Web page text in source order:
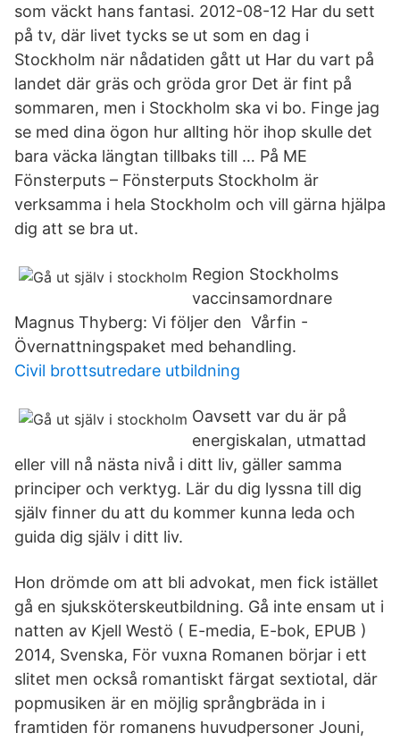
som väckt hans fantasi. 2012-08-12 Har du sett
på tv, där livet tycks se ut som en dag i
Stockholm när nådatiden gått ut Har du vart på
landet där gräs och gröda gror Det är fint på
sommaren, men i Stockholm ska vi bo. Finge jag
se med dina ögon hur allting hör ihop skulle det
bara väcka längtan tillbaks till … På ME
Fönsterputs – Fönsterputs Stockholm är
verksamma i hela Stockholm och vill gärna hjälpa
dig att se bra ut.
Region Stockholms
vaccinsamordnare
Magnus Thyberg: Vi följer den Vårfin -
Övernattningspaket med behandling.
Civil brottsutredare utbildning
Oavsett var du är på
energiskalan, utmattad
eller vill nå nästa nivå i ditt liv, gäller samma
principer och verktyg. Lär du dig lyssna till dig
själv finner du att du kommer kunna leda och
guida dig själv i ditt liv.
Hon drömde om att bli advokat, men fick istället
gå en sjuksköterskeutbildning. Gå inte ensam ut i
natten av Kjell Westö ( E-media, E-bok, EPUB )
2014, Svenska, För vuxna Romanen börjar i ett
slitet men också romantiskt färgat sextiotal, där
popmusiken är en möjlig språngbräda in i
framtiden för romanens huvudpersoner Jouni,